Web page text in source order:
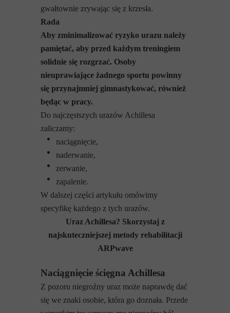
gwałtownie zrywając się z krzesła.
Rada
Aby zminimalizować ryzyko urazu należy
pamiętać, aby przed każdym treningiem
solidnie się rozgrzać. Osoby
nieuprawiające żadnego sportu powinny
się przynajmniej gimnastykować, również
będąc w pracy.
Do najczęstszych urazów Achillesa
zaliczamy:
naciągnięcie,
naderwanie,
zerwanie,
zapalenie.
W dalszej części artykułu omówimy
specyfikę każdego z tych urazów.
Uraz Achillesa? Skorzystaj z
najskuteczniejszej metody rehabilitacji
ARPwave
Naciągnięcie ścięgna Achillesa
Z pozoru niegroźny uraz może naprawdę dać
się we znaki osobie, która go doznała. Przede